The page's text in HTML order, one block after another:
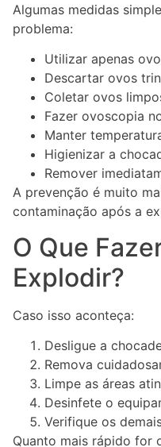
Algumas medidas
problema:
Utilizar apenas
Descartar ovos
Coletar ovos
Fazer ovoscopia
Manter
Higienizar a
Remover
A prevenção é muito
contaminação após a
O Que
Explodir?
Caso isso aconteça:
Desligue a
Remova
Limpe as áreas
Desinfete o
Verifique os
Quanto mais rápido for